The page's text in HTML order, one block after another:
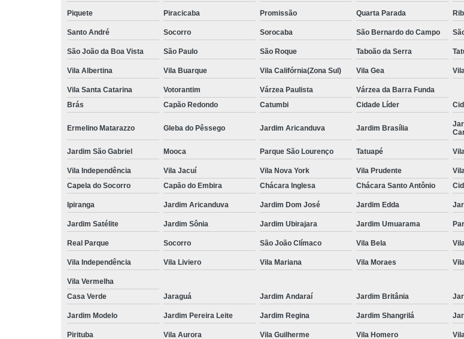
Locação de Toalhas de
Locação de Toalha
Locação de
Locação de Toalha de
Locação de Toalha de
Locação de Toalha
Locação de
Aluguel de Toalha
Aluguel de Toalha para
Locação de Toalha
Locação de Toalha
Locação de Toalha
Locação de Toalha para
Manta Absorvente Azul
Manta
Piquete Piracicaba Promissão Quarta Parada
Santo André Socorro Sorocaba São Bernardo do Campo
São João da Boa Vista São Paulo São Roque Taboão da Serra
Vila Albertina Vila Buarque Vila Califórnia(Zona Sul) Vila Gea
Vila Santa Catarina Votorantim Várzea Paulista
Várzea da Barra Funda
Brás
Capão Redondo Catumbi Cidade Líder
Ermelino Matarazzo Gleba do Pêssego Jardim Aricanduva Jardim Brasília
Jardim São Gabriel Mooca Parque São Lourenço Tatuapé
Vila Independência Vila Jacuí Vila Nova York Vila Prudente
Capela do Socorro
Capão do Embira Chácara Inglesa Chácara Santo Antônio
Ipiranga Jardim Aricanduva Jardim Dom José Jardim Edda
Jardim Satélite Jardim Sônia Jardim Ubirajara Jardim Umuarama
Real Parque Socorro São João Clímaco Vila Bela
Vila Independência Vila Liviero Vila Mariana Vila Moraes
Vila Vermelha
Casa Verde
Jaraguá Jardim Andaraí Jardim Britânia
Jardim Modelo Jardim Pereira Leite Jardim Regina Jardim Shangrilá
Pirituba Vila Aurora Vila Guilherme Vila Homero